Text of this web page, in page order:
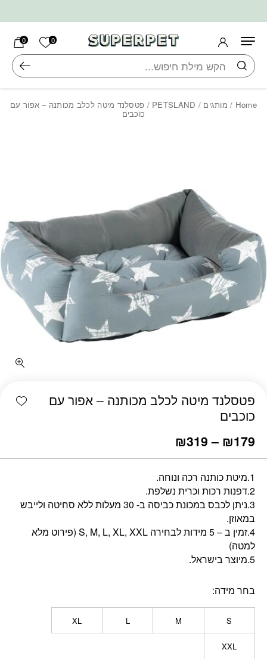
0 הרשימה
0
חיפוש
Home
/ מותגים /
PETSLAND / פטסלנד מיטה לכלב מכותנה – אפור עם
כוכבים
פטסלנד מיטה לכלב מכותנה – אפור עם
כוכבים
₪179
–
₪319
1.מיטת כותנה רכה ונוחה.
2.דפנות רכות וכרית נשלפת.
3.ניתן לכבס במכונת כביסה ב- 30 מעלות ללא סחיטה ולייבש
במאוזן.
4.זמין ב – 5 מידות לבחירה S, M, L, XL, XXL (פירוט מלא
למטה)
5.מיוצר בישראל.
בחר מידה
S
M
L
XL
XXL